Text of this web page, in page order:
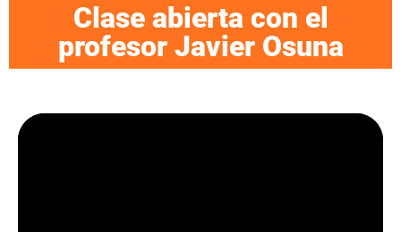
Clase abierta con el
profesor Javier Osuna